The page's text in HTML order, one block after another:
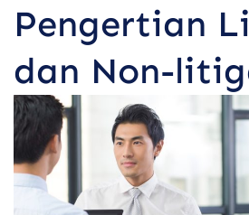
Pengertian
dan Non-